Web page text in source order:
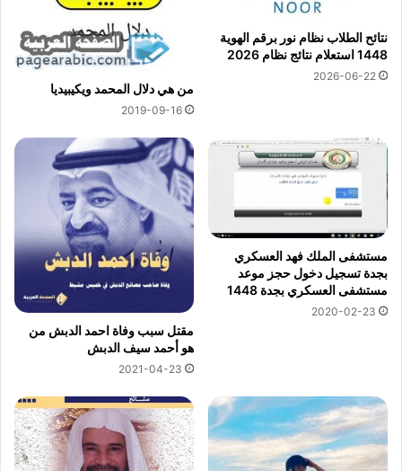
نتائح الطلاب نظام نور برقم الهوية
1448 استعلام نتائج نظام 2026
2026-06-22
من هي دلال المحمد ويكيبيديا
2019-09-16
مستشفى الملك فهد العسكري
بجدة تسجيل دخول حجز موعد
مستشفى العسكري بجدة 1448
2020-02-23
مقتل سبب وفاة احمد الدبش من
هو أحمد سيف الدبش
2021-04-23